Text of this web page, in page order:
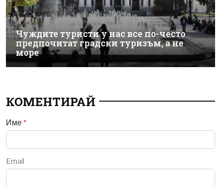
Чуждите туристи у нас все по-често
предпочитат градски туризъм, а не
море
КОМЕНТИРАЙ
Име *
Email